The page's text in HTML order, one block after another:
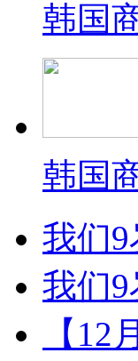
韩国
韩国
我们9
我们9
【